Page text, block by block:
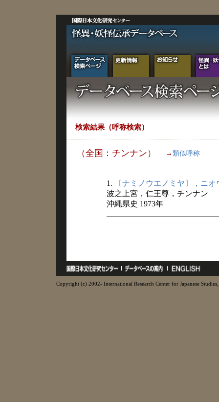
検索結果（呼称検索）
（全国：チンナン） → 類似呼称
1.
〔ナミノウエノミヤ〕，ニ
波之上宮，仁王尊，チンナン
沖縄県史 1973年
Copyright (c) 2002- International Research Center for Japanese